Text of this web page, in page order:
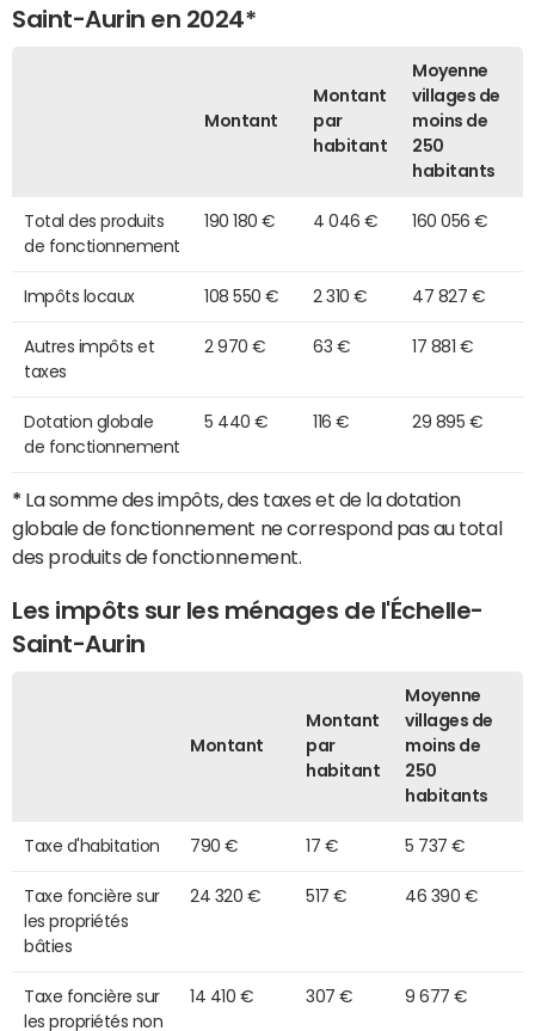
Saint-Aurin en 2024*
Montant
Montant
par
habitant
Moyenne
villages de
moins de
250
habitants
Total des produits
de fonctionnement
190 180 € 4 046 € 160 056 €
Impôts locaux 108 550 € 2 310 € 47 827 €
Autres impôts et
taxes
2 970 € 63 € 17 881 €
Dotation globale
de fonctionnement
5 440 € 116 € 29 895 €
* La somme des impôts, des taxes et de la dotation
globale de fonctionnement ne correspond pas au total
des produits de fonctionnement.
Les impôts sur les ménages de l'Échelle-
Saint-Aurin
Montant
Montant
par
habitant
Moyenne
villages de
moins de
250
habitants
Taxe d'habitation 790 € 17 € 5 737 €
Taxe foncière sur
les propriétés
bâties
24 320 € 517 € 46 390 €
Taxe foncière sur
les propriétés non
14 410 € 307 € 9 677 €